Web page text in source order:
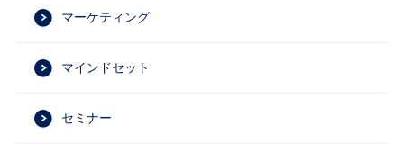
マーケティング
マインドセット
セミナー